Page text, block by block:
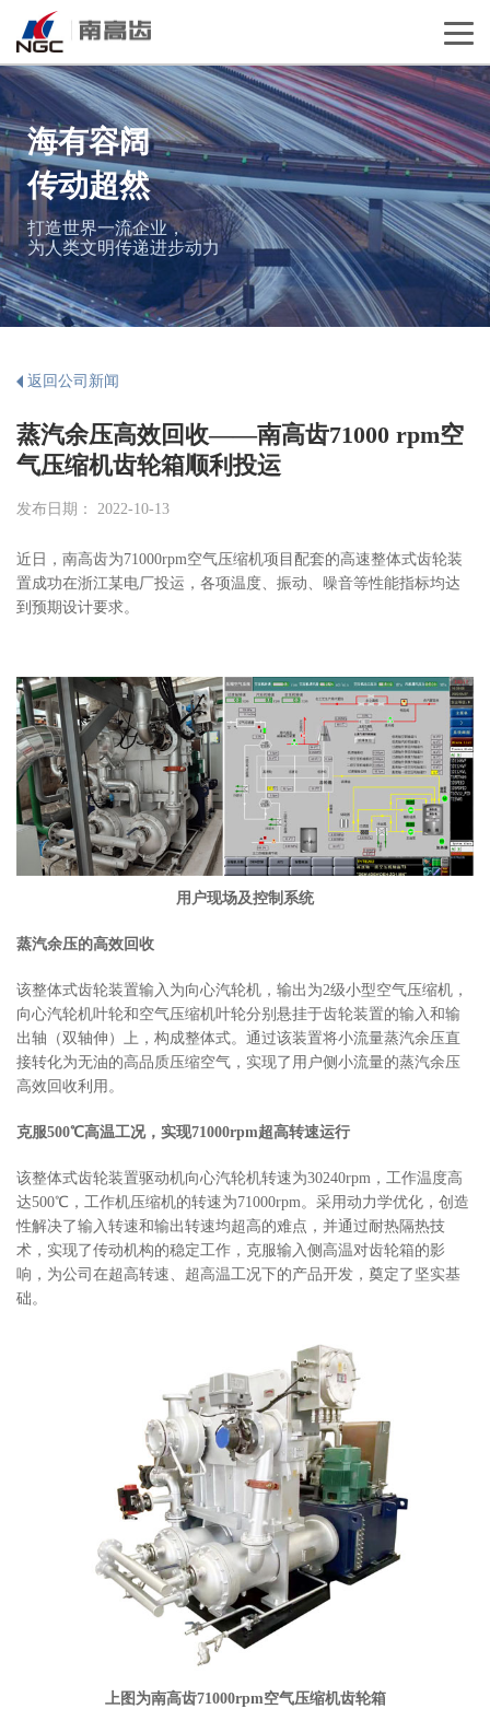
海有容阔
传动超然
打造世界一流企业，
为人类文明传递进步动力
返回公司新闻
蒸汽余压高效回收——南高齿71000 rpm空
气压缩机齿轮箱顺利投运
发布日期： 2022-10-13
近日，南高齿为71000rpm空气压缩机项目配套的高速整体式齿轮装
置成功在浙江某电厂投运，各项温度、振动、噪音等性能指标均达
到预期设计要求。
用户现场及控制系统
蒸汽余压的高效回收
该整体式齿轮装置输入为向心汽轮机，输出为2级小型空气压缩机，
向心汽轮机叶轮和空气压缩机叶轮分别悬挂于齿轮装置的输入和输
出轴（双轴伸）上，构成整体式。通过该装置将小流量蒸汽余压直
接转化为无油的高品质压缩空气，实现了用户侧小流量的蒸汽余压
高效回收利用。
克服500℃高温工况，实现71000rpm超高转速运行
该整体式齿轮装置驱动机向心汽轮机转速为30240rpm，工作温度高
达500℃，工作机压缩机的转速为71000rpm。采用动力学优化，创造
性解决了输入转速和输出转速均超高的难点，并通过耐热隔热技
术，实现了传动机构的稳定工作，克服输入侧高温对齿轮箱的影
响，为公司在超高转速、超高温工况下的产品开发，奠定了坚实基
础。
上图为南高齿71000rpm空气压缩机齿轮箱